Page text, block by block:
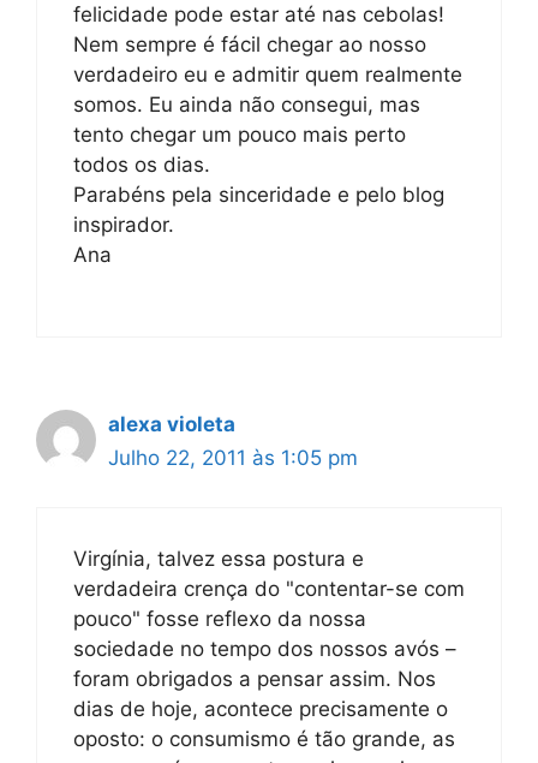
felicidade pode estar até nas cebolas!
Nem sempre é fácil chegar ao nosso
verdadeiro eu e admitir quem realmente
somos. Eu ainda não consegui, mas
tento chegar um pouco mais perto
todos os dias.
Parabéns pela sinceridade e pelo blog
inspirador.
Ana
alexa violeta
Julho 22, 2011 às 1:05 pm
Virgínia, talvez essa postura e
verdadeira crença do "contentar-se com
pouco" fosse reflexo da nossa
sociedade no tempo dos nossos avós –
foram obrigados a pensar assim. Nos
dias de hoje, acontece precisamente o
oposto: o consumismo é tão grande, as